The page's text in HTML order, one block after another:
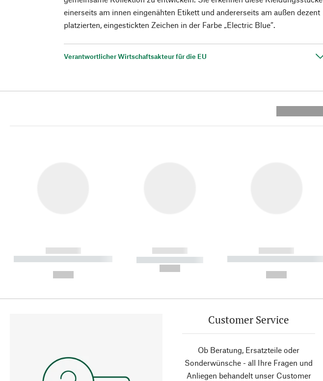
einerseits am innen eingenähten Etikett und andererseits am außen dezent
platzierten, eingestickten Zeichen in der Farbe „Electric Blue“.
Verantwortlicher Wirtschaftsakteur für die EU
------------
----------- ----------- ----------
------------
----------- -----------
------------
----------- ----------- ----------
Customer Service
Ob Beratung, Ersatzteile oder
Sonderwünsche - all Ihre Fragen und
Anliegen behandelt unser Customer